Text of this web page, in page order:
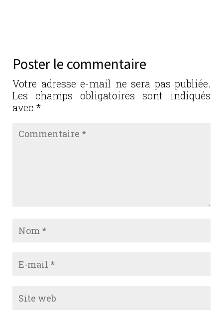
b
o
o
k
r
n
er
Poster le commentaire
Votre adresse e-mail ne sera pas publiée.
Les champs obligatoires sont indiqués
avec *